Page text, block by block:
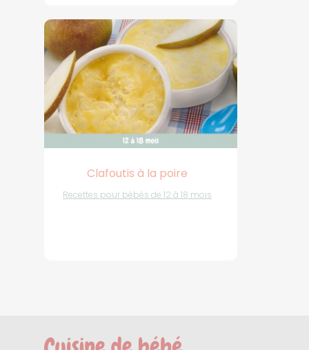
Clafoutis à la poire
Recettes pour bébés de 12 à 18 mois